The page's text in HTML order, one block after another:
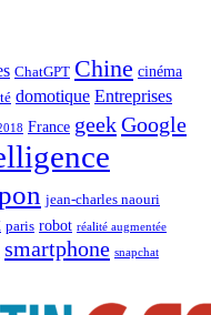
ChatGPT Chine cinéma
domotique Entreprises
France geekGoogle
jean-charles naouri
paris robot réalité augmentée
smartphone snapchat